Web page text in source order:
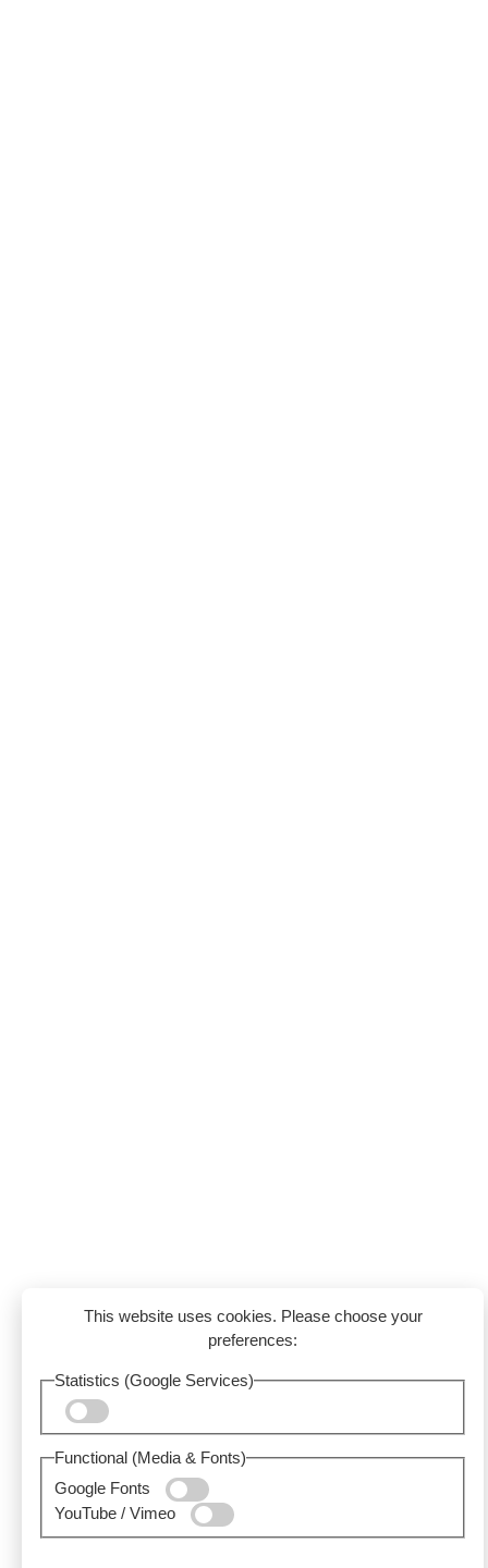
This website uses cookies. Please choose your
preferences:
Statistics (Google Services)
Functional (Media & Fonts)
Google Fonts
YouTube / Vimeo